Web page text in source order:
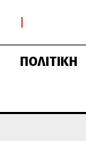
ΠΟΛΙΤΙΚΉ